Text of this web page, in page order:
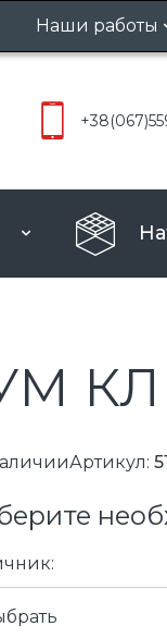
Наши работы
Входные
+38(067)
Артикул: